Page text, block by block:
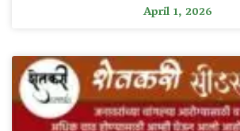
April 1, 2026